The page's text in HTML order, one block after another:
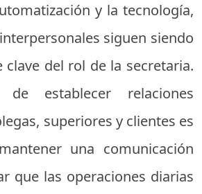
y la tecnología,
siguen siendo
del rol de la secretaria.
de establecer relaciones
superiores y clientes es
una comunicación
que las operaciones diarias